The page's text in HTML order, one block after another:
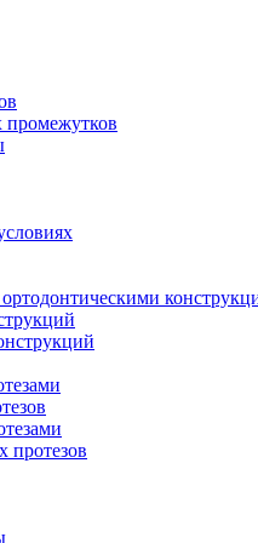
промежутков
протезов